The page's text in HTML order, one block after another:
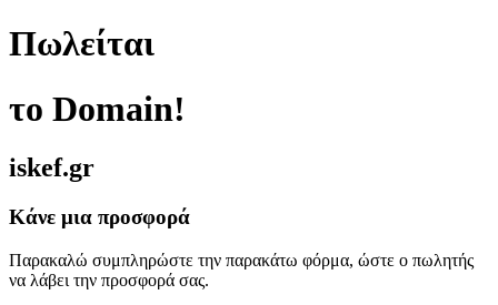
Πωλείται
το Domain!
iskef.gr
Κάνε μια προσφορά
Παρακαλώ συμπληρώστε την παρακάτω φόρμα, ώστε ο πωλητής
να λάβει την προσφορά σας.